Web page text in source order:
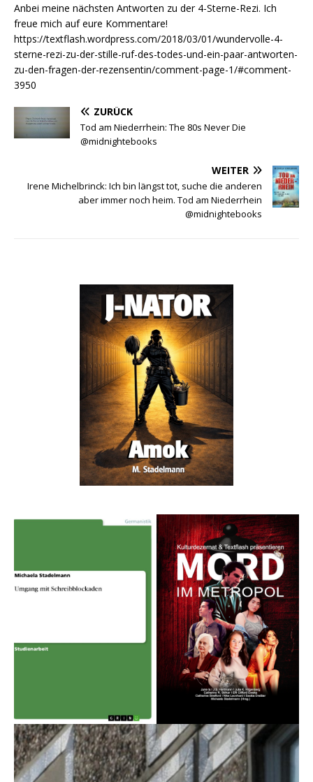
Anbei meine nächsten Antworten zu der 4-Sterne-Rezi. Ich
freue mich auf eure Kommentare!
https://textflash.wordpress.com/2018/03/01/wundervolle-4-
sterne-rezi-zu-der-stille-ruf-des-todes-und-ein-paar-antworten-
zu-den-fragen-der-rezensentin/comment-page-1/#comment-
3950
ZURÜCK
Tod am Niederrhein: The 80s Never Die
@midnightebooks
WEITER
Irene Michelbrinck: Ich bin längst tot, suche die anderen
aber immer noch heim. Tod am Niederrhein
@midnightebooks